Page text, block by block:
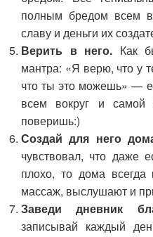
полным бредом всем
славу и деньги их
Верить в него. Как
мантра: «Я верю, что у
что ты это можешь» —
всем вокруг и
поверишь:)
Создай для него
чувствовал, что даже
плохо, то дома всегда
массаж, выслушают и
Заведи дневник
записывай каждый